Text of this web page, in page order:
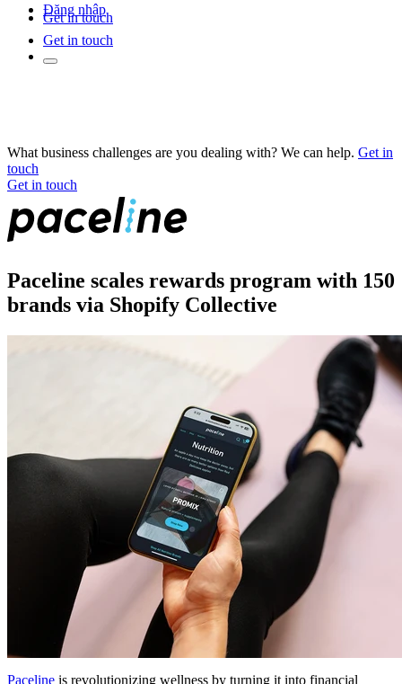
Đăng nhập
Get in touch
Get in touch
What business challenges are you dealing with? We can help. Get in
touch
Get in touch
Paceline scales rewards program with 150
brands via Shopify Collective
Paceline is revolutionizing wellness by turning it into financial